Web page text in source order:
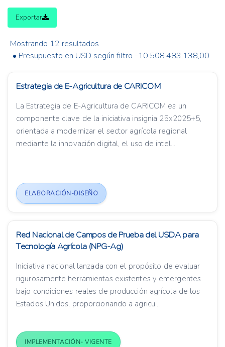
Exportar
Mostrando 12 resultados
• Presupuesto en USD según filtro -10.508.483.138,00
Estrategia de E-Agricultura de CARICOM
La Estrategia de E-Agricultura de CARICOM es un
componente clave de la iniciativa insignia 25x2025+5,
orientada a modernizar el sector agrícola regional
mediante la innovación digital, el uso de intel...
ELABORACIÓN-DISEÑO
Red Nacional de Campos de Prueba del USDA para
Tecnología Agrícola (NPG-Ag)
Iniciativa nacional lanzada con el propósito de evaluar
rigurosamente herramientas existentes y emergentes
bajo condiciones reales de producción agrícola de los
Estados Unidos, proporcionando a agricu...
IMPLEMENTACIÓN- VIGENTE